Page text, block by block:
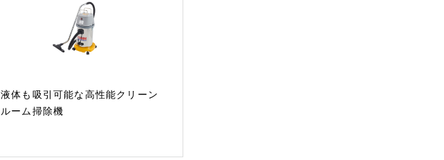
液体も吸引可能な高性能クリーン
ルーム掃除機